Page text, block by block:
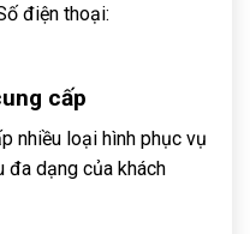
điện thoại:
cấp
nhiều loại hình phục vụ
đa dạng của khách